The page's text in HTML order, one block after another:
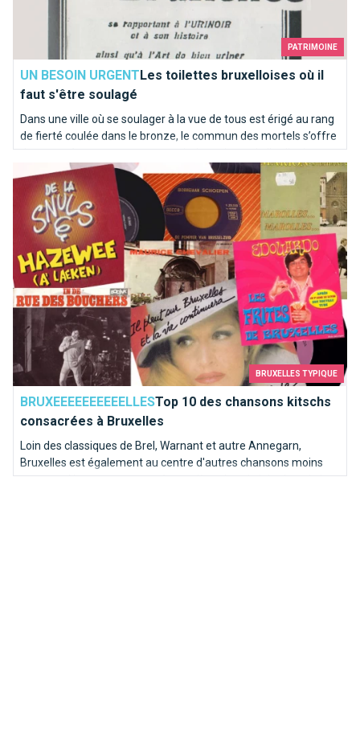
PATRIMOINE
UN BESOIN URGENT Les toilettes bruxelloises où il
faut s'être soulagé
Dans une ville où se soulager à la vue de tous est érigé au rang
de fierté coulée dans le bronze, le commun des mortels s’offre
de temps à autre une pause sanitaire qui sort de l’ordinaire.
Sélection d’adresses pour vos petits besoins...
BRUXELLES TYPIQUE
BRUXEEEEEEEEEELLESTop 10 des chansons kitschs
consacrées à Bruxelles
Loin des classiques de Brel, Warnant et autre Annegarn,
Bruxelles est également au centre d'autres chansons moins
connues. Nous avons poussé une pièce dans le juke-box de la
Top 10 des chansons kitschs consacrées à Bruxelles